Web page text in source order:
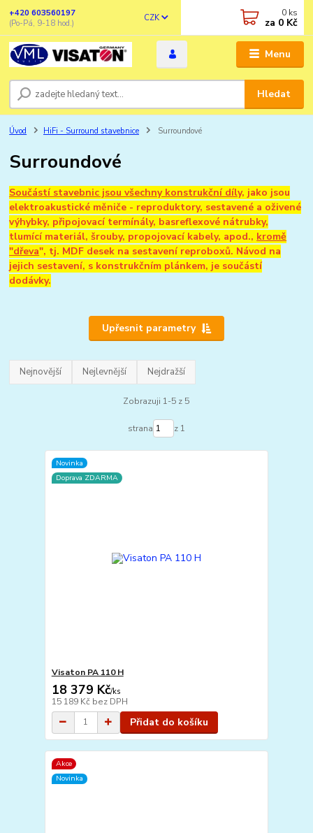
Menu
CZK
Hledat
+420 603560197
(Po-Pá, 9-18 hod.)
0 ks
za 0 Kč
Úvod HiFi - Surround stavebnice Surroundové
Surroundové
Součástí stavebnic jsou všechny konstrukční díly, jako jsou
elektroakustické měniče - reproduktory, sestavené a oživené
výhybky, připojovací termínály, basreflexové nátrubky,
tlumící materiál, šrouby, propojovací kabely, apod., kromě
"dřeva", tj. MDF desek na sestavení reproboxů. Návod na
jejich sestavení, s konstrukčním plánkem, je součástí
dodávky.
Upřesnit parametry
Nejnovější Nejlevnější Nejdražší
Zobrazuji 1-5 z 5
strana z 1
Novinka
Doprava ZDARMA
Visaton PA 110 H
18 379 Kč/ks
15 189 Kč bez DPH
Přidat do košíku
Akce
Novinka